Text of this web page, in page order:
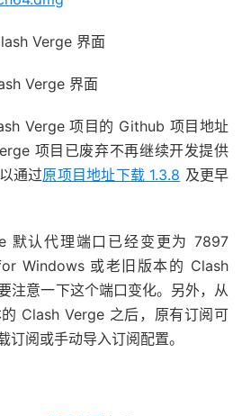
Verge 界面
Verge 项目的 Github 项目地址
项目已废弃不再继续开发提供
通过原项目地址下载 1.3.8 及更早
默认代理端口已经变更为 7897
Windows 或老旧版本的 Clash
注意一下这个端口变化。另外，从
Clash Verge 之后，原有订阅可
订阅或手动导入订阅配置。